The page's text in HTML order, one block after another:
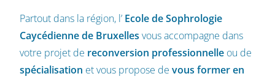
Partout dans la région, l’ Ecole de Sophrologie
Caycédienne de Bruxelles vous accompagne dans
votre projet de reconversion professionnelle ou de
spécialisation et vous propose devous former en